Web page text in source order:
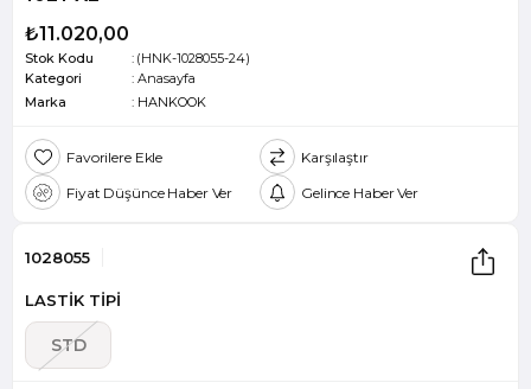
₺11.020,00
Stok Kodu
(HNK-1028055-24)
Kategori
: Anasayfa
Marka
: HANKOOK
Favorilere Ekle
Karşılaştır
Fiyat Düşünce Haber Ver
Gelince Haber Ver
1028055
LASTİK TİPİ
STD